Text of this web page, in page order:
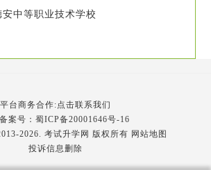
安中等职业技术学校
平台商务合作:点击联系我们
案号： 蜀ICP备20001646号-16
2026. 考试升学网 版权所有 网站地图
投诉信息删除